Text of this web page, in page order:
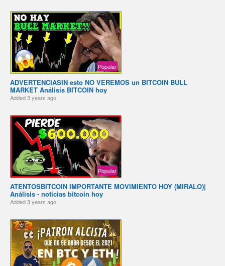
Popular
️ADVERTENCIA️SIN esto NO VEREMOS un BITCOIN BULL
MARKET️️ Análisis BITCOIN hoy
Added3 years ago
Popular
️ATENTOS️BITCOIN IMPORTANTE MOVIMIENTO HOY (MIRALO)️️|
Análisis - noticias bitcoin hoy
Added3 years ago